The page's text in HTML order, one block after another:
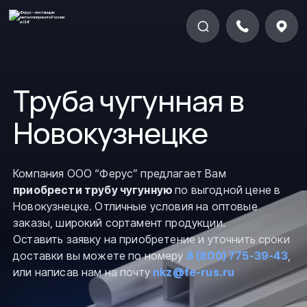
Труба чугунная в
Новокузнецке
Компания ООО “Ферус” предлагает Вам
приобрести трубу чугуннуюпо выгодной цене в
Новокузнецке. Отличные условия на оптовые
заказы, широкий сортамент продукции.
Оставить заявку на приобретение и уточнить сроки
доставки вы можете по номеру 8 (800) 775-39-43,
или написав нам на почту nkz@fe-rus.ru